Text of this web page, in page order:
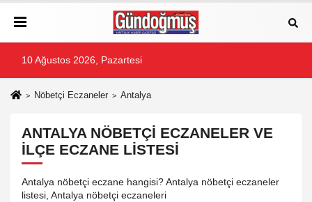
10 Ağustos 2026, Pazartesi
Nöbetçi Eczaneler Antalya
ANTALYA NÖBETÇI ECZANELER VE
İLÇE ECZANE LISTESI
Antalya nöbetçi eczane hangisi? Antalya nöbetçi eczaneler
listesi, Antalya nöbetçi eczaneleri